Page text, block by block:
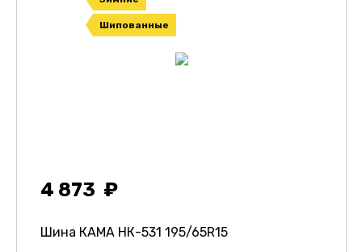
Шипованные
4 873
Шина КАМА НК-531 195/65R15